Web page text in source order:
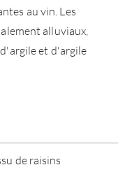
au vin. Les
alluviaux,
et d'argile
de raisins